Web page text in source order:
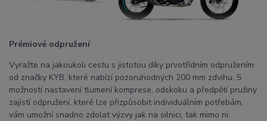
Prémiové odpružení
Vyražte na jakoukoli cestu s jistotou díky prvotřídním odpružením
od značky KYB, které nabízí pozoruhodných 200 mm zdvihu. S
možností nastavení tlumení komprese, odskoku a předpětí pružiny
zajistí odpružení, které lze přizpůsobit individuálním potřebám,
vám umožní snadno zdolat výzvy jak na silnici, tak mimo ni.